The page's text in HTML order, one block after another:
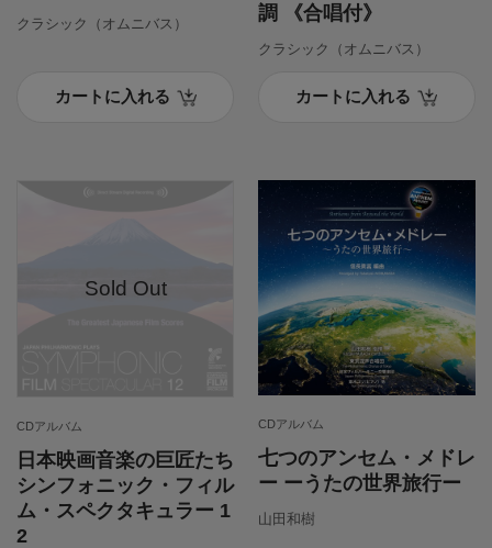
クラシック（オムニバス）
カートに入れる
調 《合唱付》
クラシック（オムニバス）
カートに入れる
CDアルバム
日本映画音楽の巨匠たち
シンフォニック・フィル
ム・スペクタキュラー 1
2
CDアルバム
七つのアンセム・メドレ
ー ーうたの世界旅行ー
山田和樹